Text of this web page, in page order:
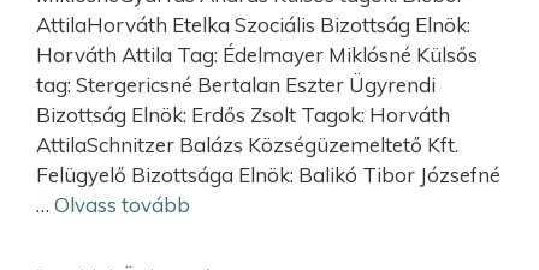
AttilaHorváth Etelka Szociális Bizottság Elnök:
Horváth Attila Tag: Édelmayer Miklósné Külsős
tag: Stergericsné Bertalan Eszter Ügyrendi
Bizottság Elnök: Erdős Zsolt Tagok: Horváth
AttilaSchnitzer Balázs Községüzemeltető Kft.
Felügyelő Bizottsága Elnök: Balikó Tibor Józsefné
… Olvass tovább